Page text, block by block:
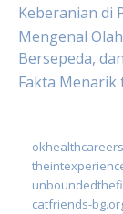
Keberanian di
Mengenal
Bersepeda,
Fakta Menarik
catfriends-